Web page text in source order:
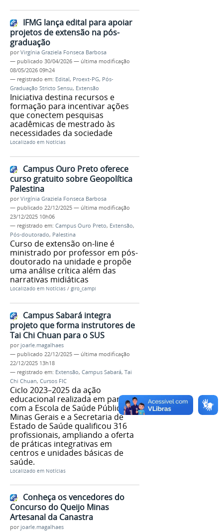
IFMG lança edital para apoiar
projetos de extensão na pós-
graduação
porVirgínia Graziela Fonseca Barbosa
— publicado 30/04/2026 — última modificação
08/05/2026 09h24
— registrado em: Edital, Proext-PG, Pós-
Graduação Stricto Sensu, Extensão
Iniciativa destina recursos e
formação para incentivar ações
que conectem pesquisas
acadêmicas de mestrado às
necessidades da sociedade
Localizado em Notícias
Campus Ouro Preto oferece
curso gratuito sobre Geopolítica
Palestina
porVirgínia Graziela Fonseca Barbosa
— publicado 22/12/2025 — última modificação
23/12/2025 10h06
— registrado em: Campus Ouro Preto, Extensão,
Pós-doutorado, Palestina
Curso de extensão on-line é
ministrado por professor em pós-
doutorado na unidade e propõe
uma análise crítica além das
narrativas midiáticas
Localizado em Notícias / giro_campi
Campus Sabará integra
projeto que forma instrutores de
Tai Chi Chuan para o SUS
por joarle.magalhaes
— publicado 22/12/2025 — última modificação
22/12/2025 13h18
— registrado em: Extensão, Campus Sabará, Tai
Chi Chuan, Cursos FIC
Ciclo 2023–2025 da ação
educacional realizada em parceria
com a Escola de Saúde Pública de
Minas Gerais e a Secretaria de
Estado de Saúde qualificou 316
profissionais, ampliando a oferta
de práticas integrativas em
centros e unidades básicas de
saúde.
Localizado em Notícias
Conheça os vencedores do
Concurso do Queijo Minas
Artesanal da Canastra
por joarle.magalhaes